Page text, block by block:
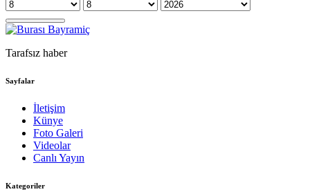
Tarafsız haber
Sayfalar
İletişim
Künye
Foto Galeri
Videolar
Canlı Yayın
Kategoriler